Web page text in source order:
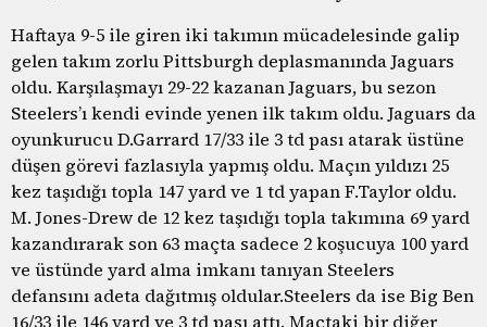
Haftaya 9-5 ile giren iki takımın mücadelesinde galip
gelen takım zorlu Pittsburgh deplasmanında Jaguars
oldu. Karşılaşmayı 29-22 kazanan Jaguars, bu sezon
Steelers’ı kendi evinde yenen ilk takım oldu. Jaguars da
oyunkurucu D.Garrard 17/33 ile 3 td pası atarak üstüne
düşen görevi fazlasıyla yapmış oldu. Maçın yıldızı 25
kez taşıdığı topla 147 yard ve 1 td yapan F.Taylor oldu.
M. Jones-Drew de 12 kez taşıdığı topla takımına 69 yard
kazandırarak son 63 maçta sadece 2 koşucuya 100 yard
ve üstünde yard alma imkanı tanıyan Steelers
defansını adeta dağıtmış oldular.Steelers da ise Big Ben
16/33 ile 146 yard ve 3 td pası attı. Maçtaki bir diğer